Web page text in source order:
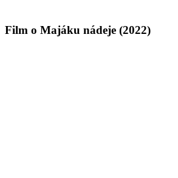
Film o Majáku nádeje (2022)